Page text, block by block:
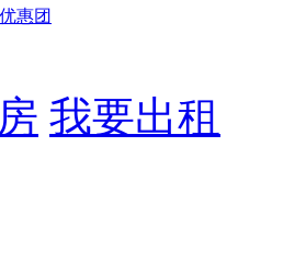
优惠团
我要出租